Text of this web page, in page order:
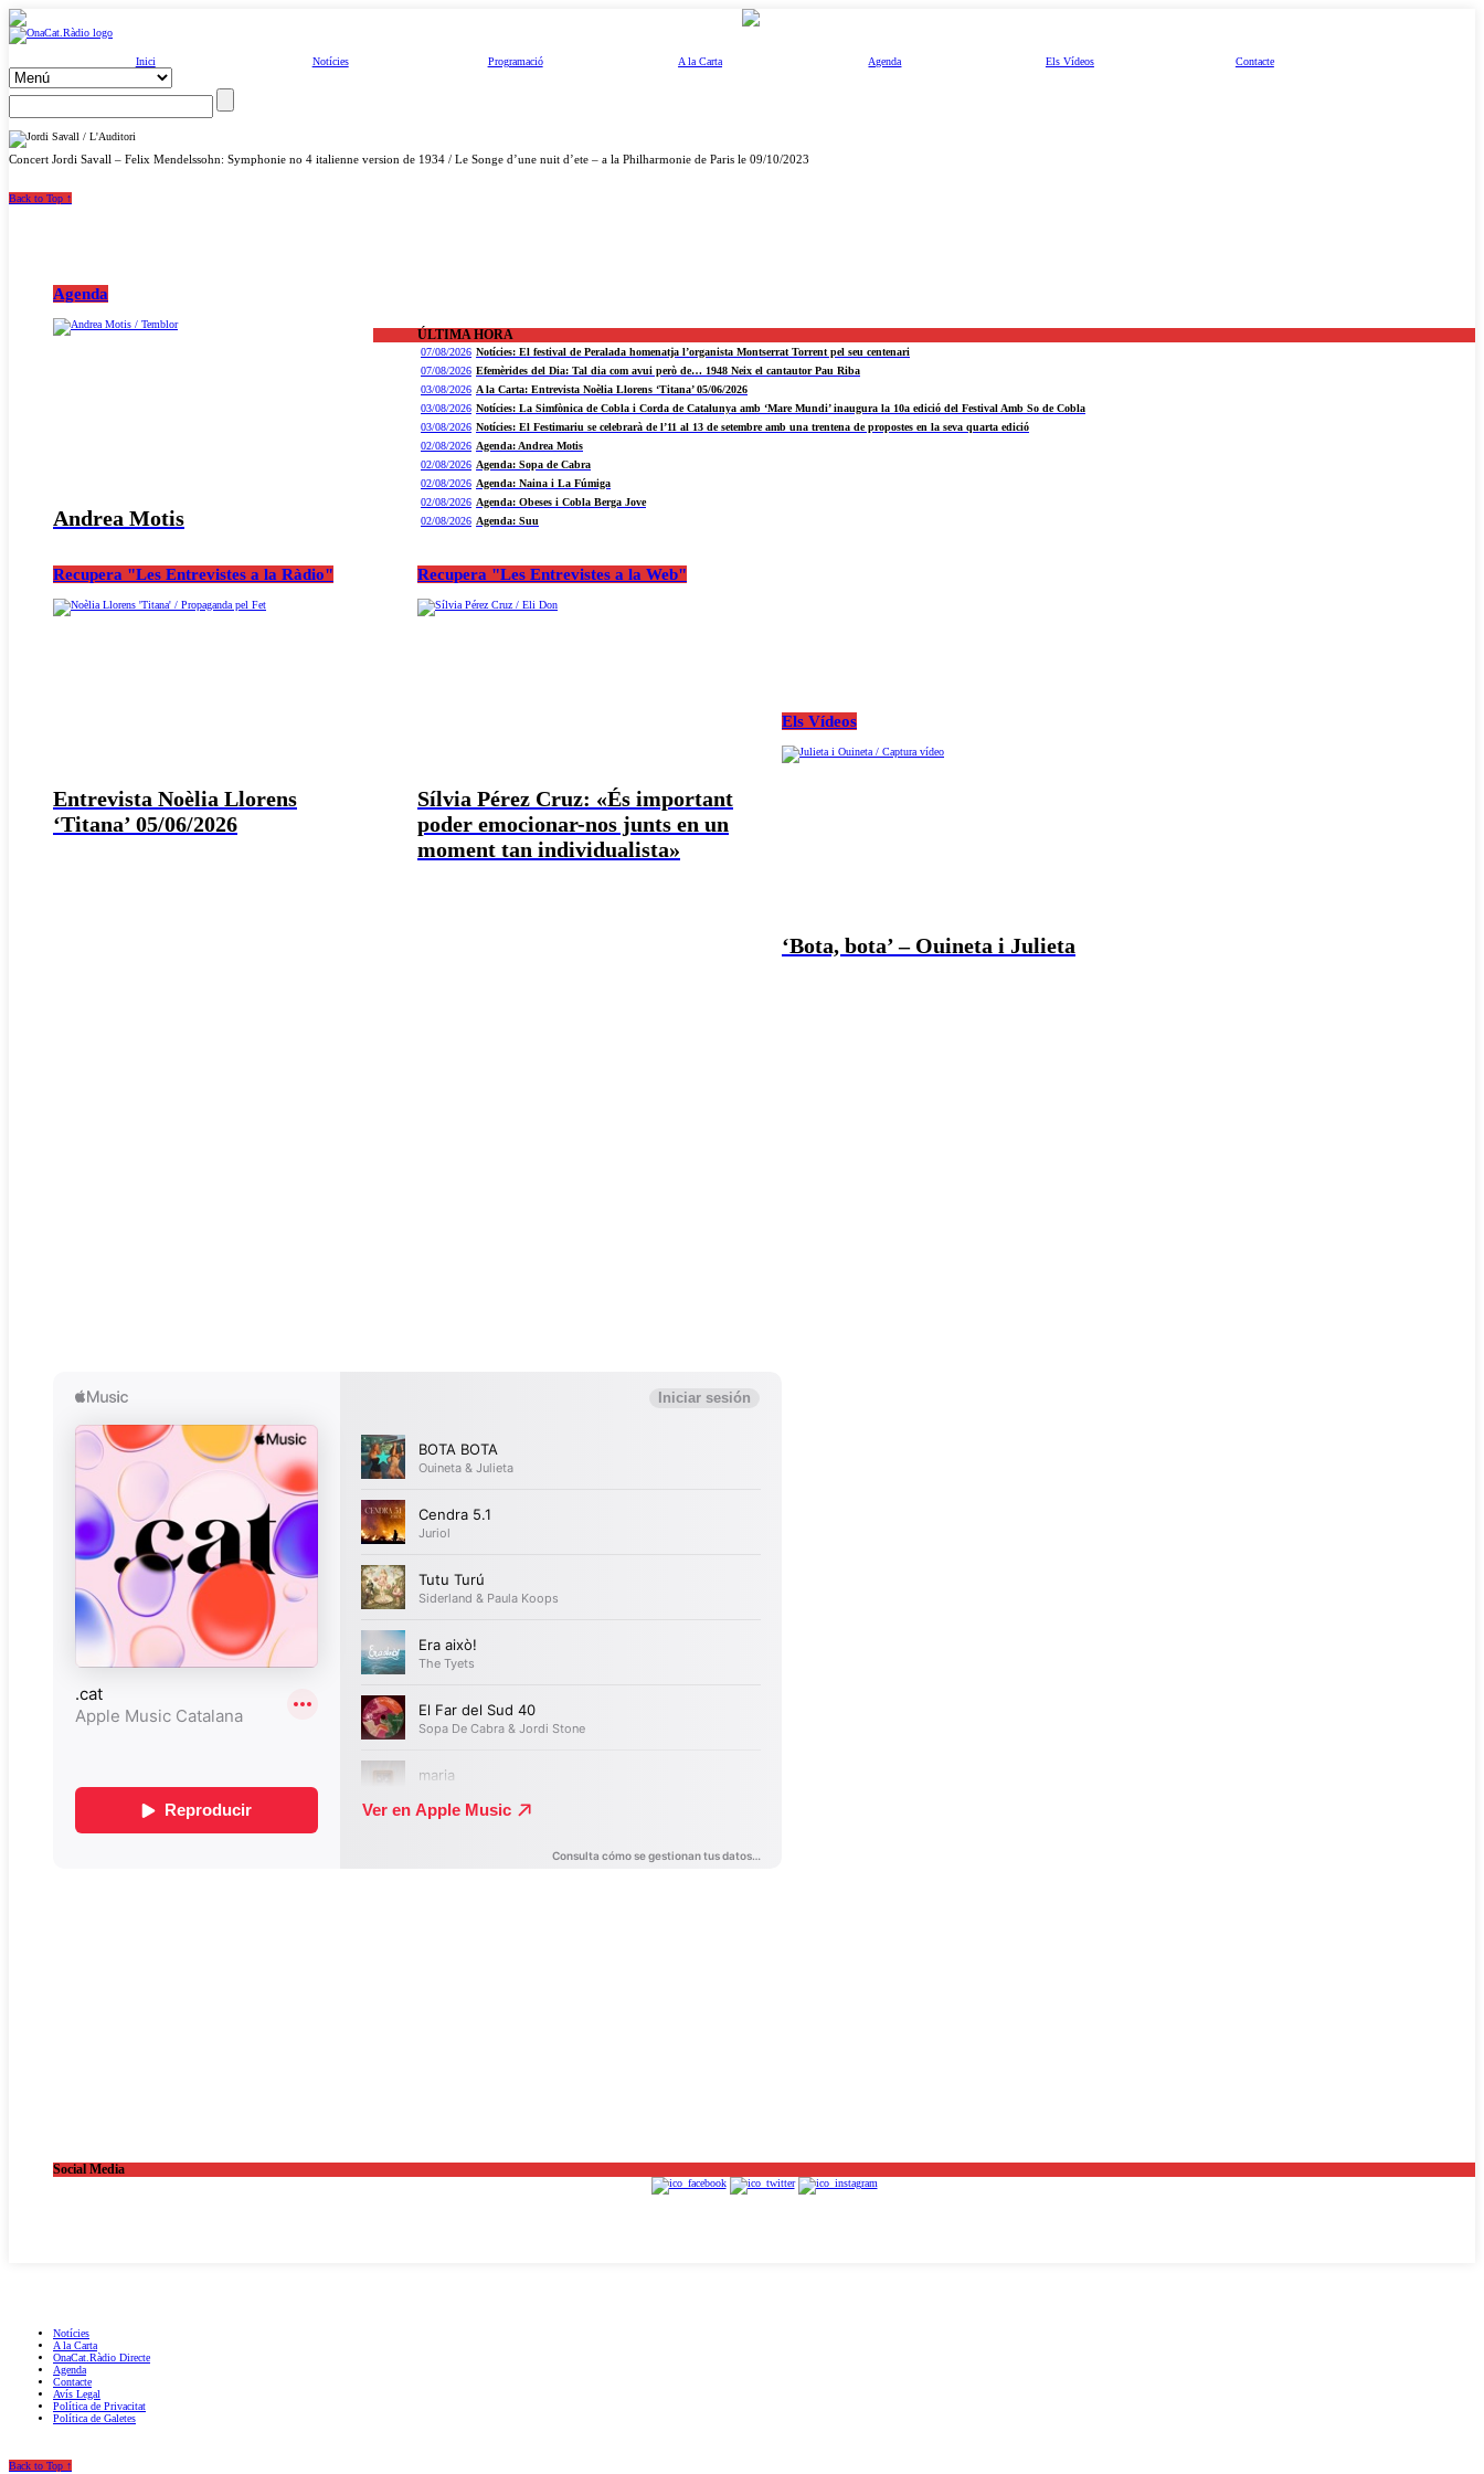
Inici Notícies Programació A la Carta Agenda Els Vídeos Contacte
Concert Jordi Savall – Felix Mendelssohn: Symphonie no 4 italienne version de 1934 / Le Songe d’une nuit d’ete – a la Philharmonie de Paris le 09/10/2023
Back to Top ↑
Agenda
Andrea Motis
ÚLTIMA HORA
07/08/2026 Notícies: El festival de Peralada homenatja l’organista Montserrat Torrent pel seu centenari
07/08/2026 Efemèrides del Dia: Tal dia com avui però de… 1948 Neix el cantautor Pau Riba
03/08/2026 A la Carta: Entrevista Noèlia Llorens ‘Titana’ 05/06/2026
03/08/2026 Notícies: La Simfònica de Cobla i Corda de Catalunya amb ‘Mare Mundi’ inaugura la 10a edició del Festival Amb So de Cobla
03/08/2026 Notícies: El Festimariu se celebrarà de l’11 al 13 de setembre amb una trentena de propostes en la seva quarta edició
02/08/2026 Agenda: Andrea Motis
02/08/2026 Agenda: Sopa de Cabra
02/08/2026 Agenda: Naina i La Fúmiga
02/08/2026 Agenda: Obeses i Cobla Berga Jove
02/08/2026 Agenda: Suu
Recupera "Les Entrevistes a la Ràdio"
Entrevista Noèlia Llorens
‘Titana’ 05/06/2026
Recupera "Les Entrevistes a la Web"
Sílvia Pérez Cruz: «És important
poder emocionar-nos junts en un
moment tan individualista»
Els Vídeos
‘Bota, bota’ – Ouineta i Julieta
Social Media
Notícies
A la Carta
OnaCat.Ràdio Directe
Agenda
Contacte
Avís Legal
Política de Privacitat
Política de Galetes
Back to Top ↑